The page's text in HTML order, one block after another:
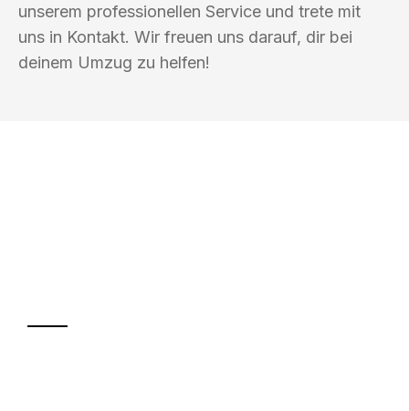
unserem professionellen Service und trete mit
uns in Kontakt. Wir freuen uns darauf, dir bei
deinem Umzug zu helfen!